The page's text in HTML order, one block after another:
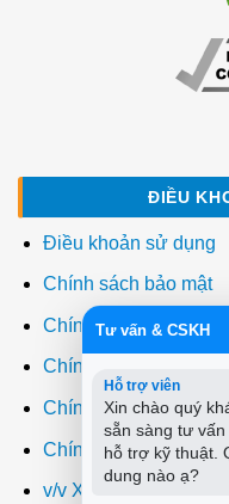
ĐIỀU
Điều khoản sử dụng
Chính sách bảo mật
Chính sách thanh toán
Chính sách giao hàng
Chính sách đổi trả
Chính sách bảo hành
v/v Xuất hóa đơn đỏ
Tư vấn & CSKH
Hỗ trợ viên
Xin chào quý
sẵn sàng tư
hỗ trợ kỹ thuật.
dung nào ạ?